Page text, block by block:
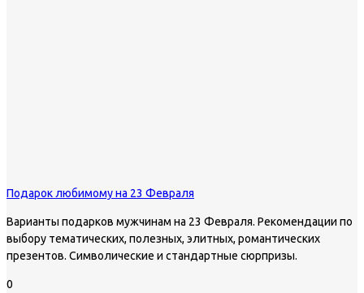
Подарок любимому на 23 Февраля
Варианты подарков мужчинам на 23 Февраля. Рекомендации по
выбору тематических, полезных, элитных, романтических
презентов. Символические и стандартные сюрпризы.
0